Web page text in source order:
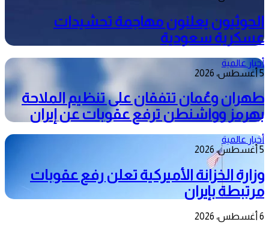
الحوثيون يعلنون مهاجمة تحشيدات
عسكرية سعودية
أخبار عالمية
5 أغسطس، 2026
طهران وعُمان تتفقان على تنظيم الملاحة
بهرمز وواشنطن ترفع عقوبات عن إيران
أخبار عالمية
5 أغسطس، 2026
وزارة الخزانة الأميركية تعلن رفع عقوبات
مرتبطة بإيران
6 أغسطس، 2026